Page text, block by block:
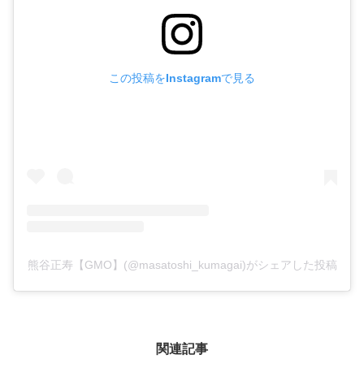
この投稿をInstagramで見る
熊谷正寿【GMO】(@masatoshi_kumagai)がシェアした投稿
関連記事